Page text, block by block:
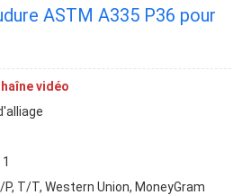
ASTM A335 P36 pour
vidéo
1
P, T/T, Western Union, MoneyGram